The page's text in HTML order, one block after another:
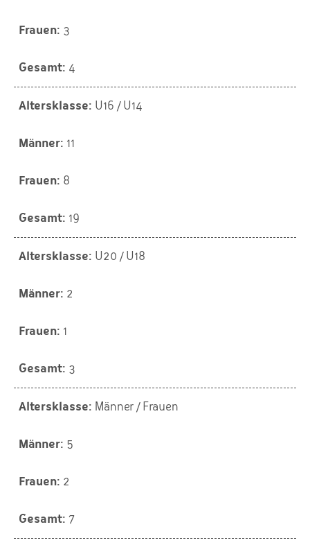
3
4
U16 / U14
11
8
19
U20 / U18
2
1
3
Männer / Frauen
5
2
7